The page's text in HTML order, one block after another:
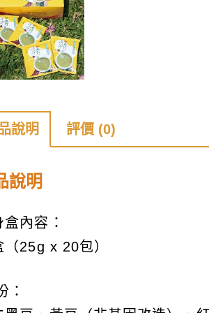
說明 評價 (0)
說明
盒內容：
（25g x 20包）
：